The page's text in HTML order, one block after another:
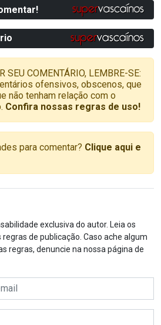
SEU COMENTÁRIO, LEMBRE-SE:
ofensivos, obscenos, que
não tenham relação com o
Confira nossas regras de uso!
para comentar? Clique aqui e
exclusiva do autor. Leia os
de publicação. Caso ache algum
regras, denuncie na nossa página de